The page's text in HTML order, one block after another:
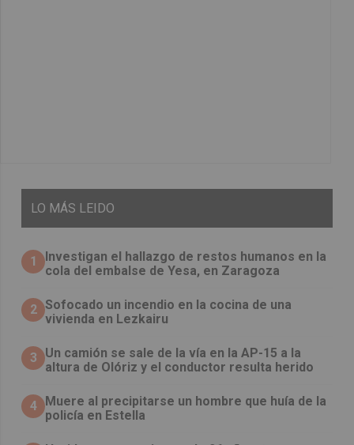
LO MÁS LEIDO
1
Investigan el hallazgo de restos humanos en la
cola del embalse de Yesa, en Zaragoza
2 Sofocado un incendio en la cocina de una
vivienda en Lezkairu
3
Un camión se sale de la vía en la AP-15 a la
altura de Olóriz y el conductor resulta herido
4
Muere al precipitarse un hombre que huía de la
policía en Estella